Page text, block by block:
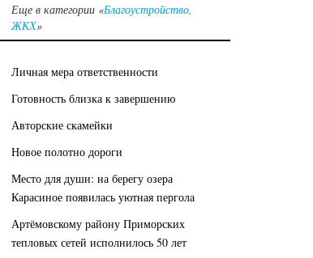
Еще в категории «Благоустройство,
ЖКХ»
Личная мера ответственности
Готовность близка к завершению
Авторские скамейки
Новое полотно дороги
Место для души: на берегу озера
Карасиное появилась уютная пергола
Артёмовскому району Приморских
тепловых сетей исполнилось 50 лет